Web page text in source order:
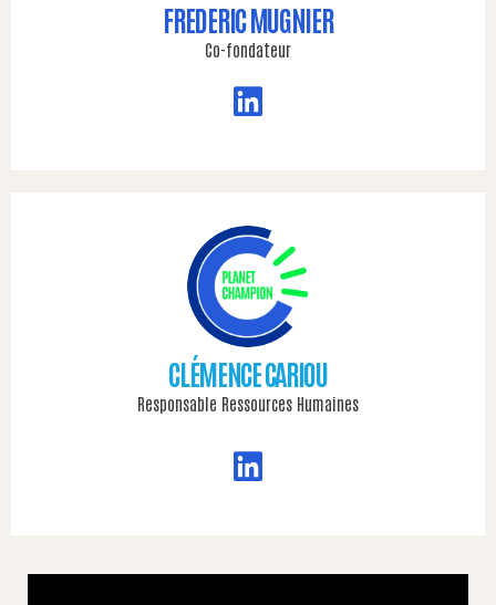
FREDERIC MUGNIER
Co-fondateur
CLÉMENCE CARIOU
Responsable Ressources Humaines